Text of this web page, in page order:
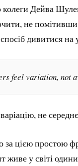
колеги Дейва
не
дивитися на
feel variation, not
не
за цією простою
живе у світі